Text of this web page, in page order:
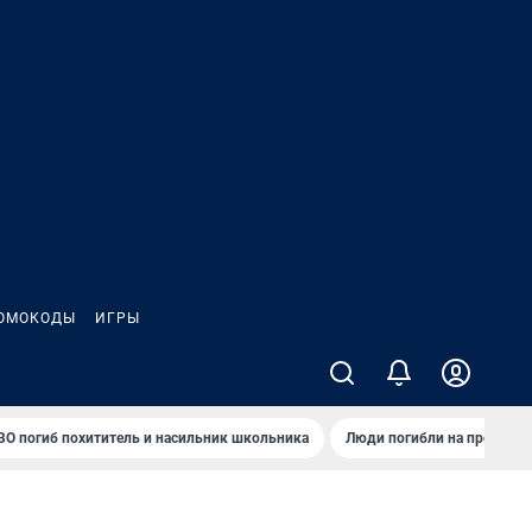
ИГРЫ
погиб похититель и насильник школьника Люди погибли на